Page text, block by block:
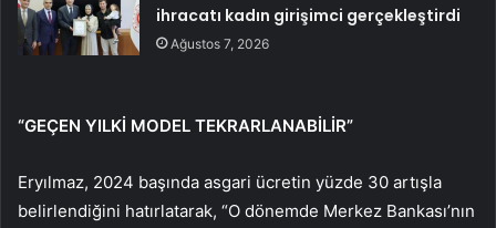
ihracatı kadın girişimci gerçekleştirdi
Ağustos 7, 2026
“GEÇEN YILKİ MODEL TEKRARLANABİLİR”
Eryılmaz, 2024 başında asgari ücretin yüzde 30 artışla
belirlendiğini hatırlatarak, “O dönemde Merkez Bankası’nın